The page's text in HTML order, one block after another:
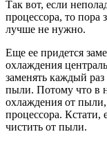
Так вот, если
процессора, то пора
лучше не нужно.
Еще ее придется
охлаждения
заменять каждый раз
пыли. Потому что в
охлаждения от пыли,
процессора. Кстати,
чистить от пыли.